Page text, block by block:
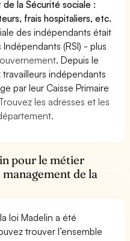
la Sécurité sociale :
frais hospitaliers, etc.
des indépendants était
(RSI) - plus
. Depuis le
indépendants
par leur Caisse Primaire
les adresses et les
pour le métier
de la
loi Madelin a été
trouver l’ensemble